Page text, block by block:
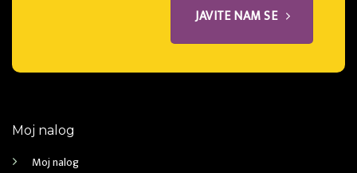
JAVITE NAM SE
Moj nalog
Moj nalog